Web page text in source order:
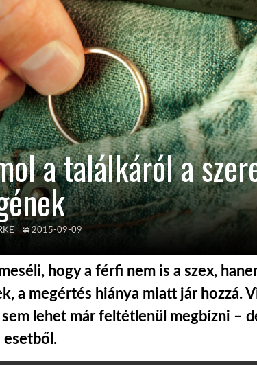
a találkáról a
2015-09-09
hogy a férfi nem is a szex,
a megértés hiánya miatt jár hozzá.
lehet már feltétlenül megbízni –
esetből.